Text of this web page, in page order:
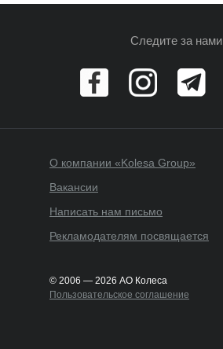
Следите за нами
О компании «Kolesa Group»
Вакансии
Написать нам письмо
Рекламодателям посвящается
© 2006 — 2026 АО Колеса
Пользовательское соглашение